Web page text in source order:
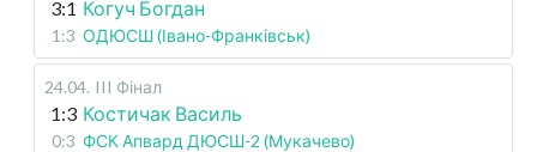
3:1 Когуч Богдан
1:3 ОДЮСШ (Івано-Франківськ)
24.04. III Фінал
1:3 Костичак Василь
0:3 ФСК Апвард ДЮСШ-2 (Мукачево)